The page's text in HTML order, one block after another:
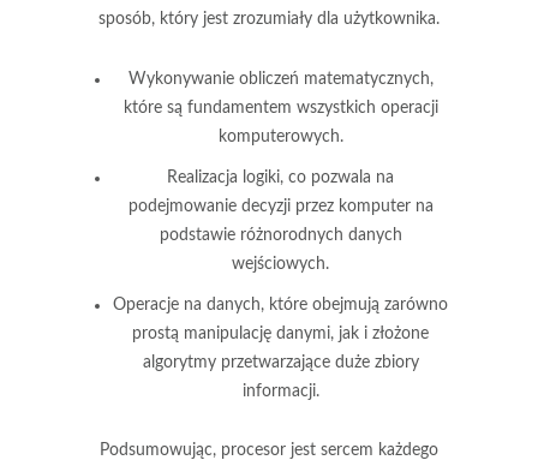
sposób, który jest zrozumiały dla użytkownika.
Wykonywanie obliczeń matematycznych,
które są fundamentem wszystkich operacji
komputerowych.
Realizacja logiki, co pozwala na
podejmowanie decyzji przez komputer na
podstawie różnorodnych danych
wejściowych.
Operacje na danych, które obejmują zarówno
prostą manipulację danymi, jak i złożone
algorytmy przetwarzające duże zbiory
informacji.
Podsumowując, procesor jest sercem każdego